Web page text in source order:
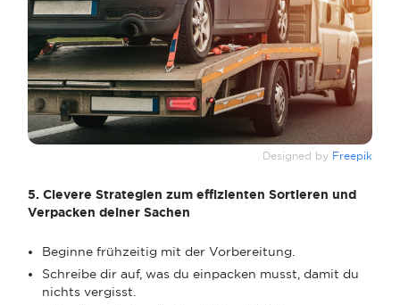
Designed by Freepik
5. Clevere Strategien zum effizienten Sortieren und
Verpacken deiner Sachen
Beginne frühzeitig mit der Vorbereitung.
Schreibe dir auf, was du einpacken musst, damit du
nichts vergisst.